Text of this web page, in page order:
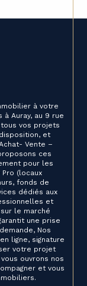
à votre
à Auray, au 9 rue
vos projets
et
Vente –
ces
pour les
(locaux
fonds de
dédiés aux
et
le marché
une prise
Nos
ligne, signature
votre projet
ouvrons nos
et vous